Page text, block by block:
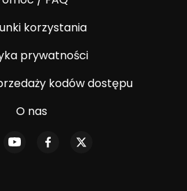
korzystania
prywatności
kodów dostępu
O nas